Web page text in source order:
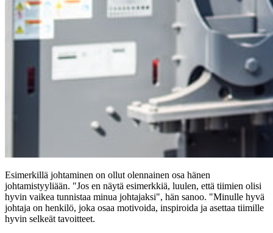
Esimerkillä johtaminen on ollut olennainen osa hänen
johtamistyyliään. "Jos en näytä esimerkkiä, luulen, että tiimien olisi
hyvin vaikea tunnistaa minua johtajaksi", hän sanoo. "Minulle hyvä
johtaja on henkilö, joka osaa motivoida, inspiroida ja asettaa tiimille
hyvin selkeät tavoitteet.